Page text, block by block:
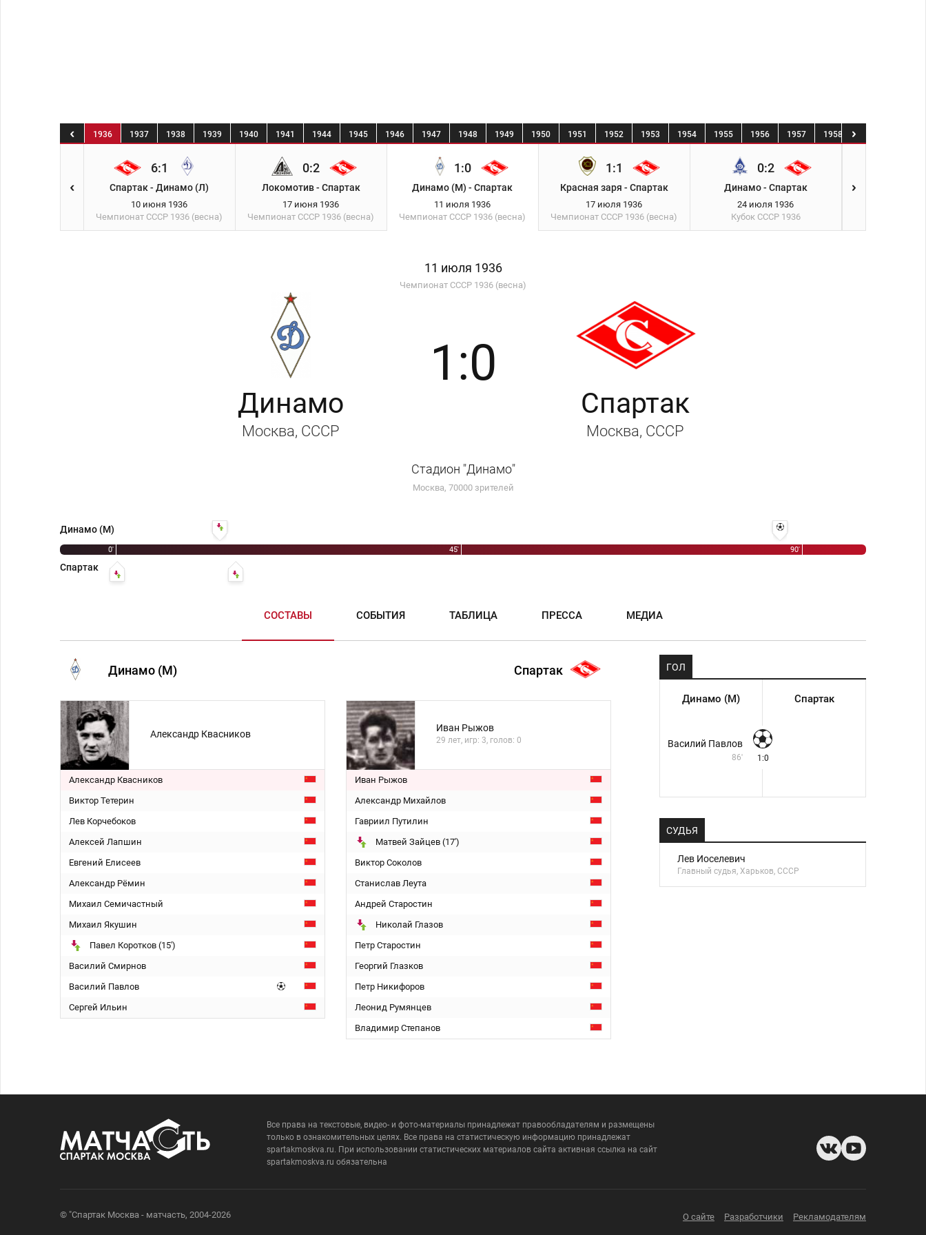
1936 1937 1938 1939 1940 1941 1944 1945 1946 1947 1948 1949 1950 1951 1952 1953 1954 1955 1956 1957 1958
6:1
Спартак - Динамо (Л)
10 июня 1936
Чемпионат СССР 1936 (весна)
0:2
Локомотив - Спартак
17 июня 1936
Чемпионат СССР 1936 (весна)
1:0
Динамо (М) - Спартак
11 июля 1936
Чемпионат СССР 1936 (весна)
1:1
Красная заря - Спартак
17 июля 1936
Чемпионат СССР 1936 (весна)
0:2
Динамо - Спартак
24 июля 1936
Кубок СССР 1936
11 июля 1936
Чемпионат СССР 1936 (весна)
Динамо
Москва, СССР
1:0
Спартак
Москва, СССР
Стадион "Динамо"
Москва, 70000 зрителей
0' 45' 90'
Динамо (М)
Спартак
Андрей Старостин - Николай Глазов
СОСТАВЫ СОБЫТИЯ ТАБЛИЦА ПРЕССА МЕДИА
Динамо (М) Спартак
Александр Квасников
Александр Квасников
Виктор Тетерин
Лев Корчебоков
Алексей Лапшин
Евгений Елисеев
Александр Рёмин
Михаил Семичастный
Михаил Якушин
Павел Коротков (15')
Василий Смирнов
Василий Павлов
Сергей Ильин
Иван Рыжов
29 лет, игр: 3, голов: 0
Иван Рыжов
Александр Михайлов
Гавриил Путилин
Матвей Зайцев (17')
Виктор Соколов
Станислав Леута
Андрей Старостин
Николай Глазов
Петр Старостин
Георгий Глазков
Петр Никифоров
Леонид Румянцев
Владимир Степанов
ГОЛ
Динамо (М) Спартак
Василий Павлов
86' 1:0
СУДЬЯ
Лев Иоселевич
Главный судья, Харьков, СССР
Все права на текстовые, видео- и фото-материалы принадлежат правообладателям и размещены
только в ознакомительных целях. Все права на статистическую информацию принадлежат
spartakmoskva.ru. При использовании статистических материалов сайта активная ссылка на сайт
spartakmoskva.ru обязательна
© "Спартак Москва - матчасть, 2004-2026 О сайте Разработчики Рекламодателям